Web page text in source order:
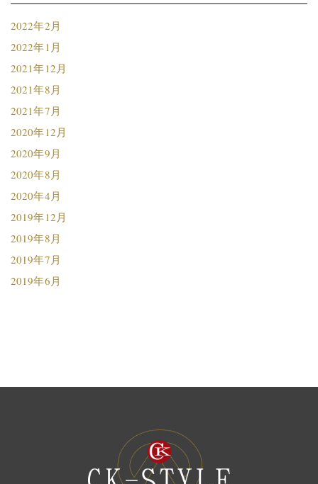
2022年2月
2022年1月
2021年12月
2021年8月
2021年7月
2020年12月
2020年9月
2020年8月
2020年4月
2019年12月
2019年8月
2019年7月
2019年6月